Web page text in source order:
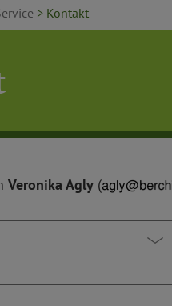
> Kontakt
Veronika Agly (